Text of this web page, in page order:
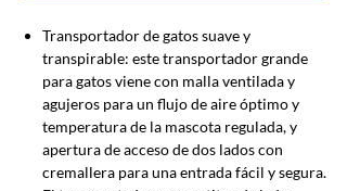
Transportador de gatos suave y
transpirable: este transportador grande
para gatos viene con malla ventilada y
agujeros para un flujo de aire óptimo y
temperatura de la mascota regulada, y
apertura de acceso de dos lados con
cremallera para una entrada fácil y segura.